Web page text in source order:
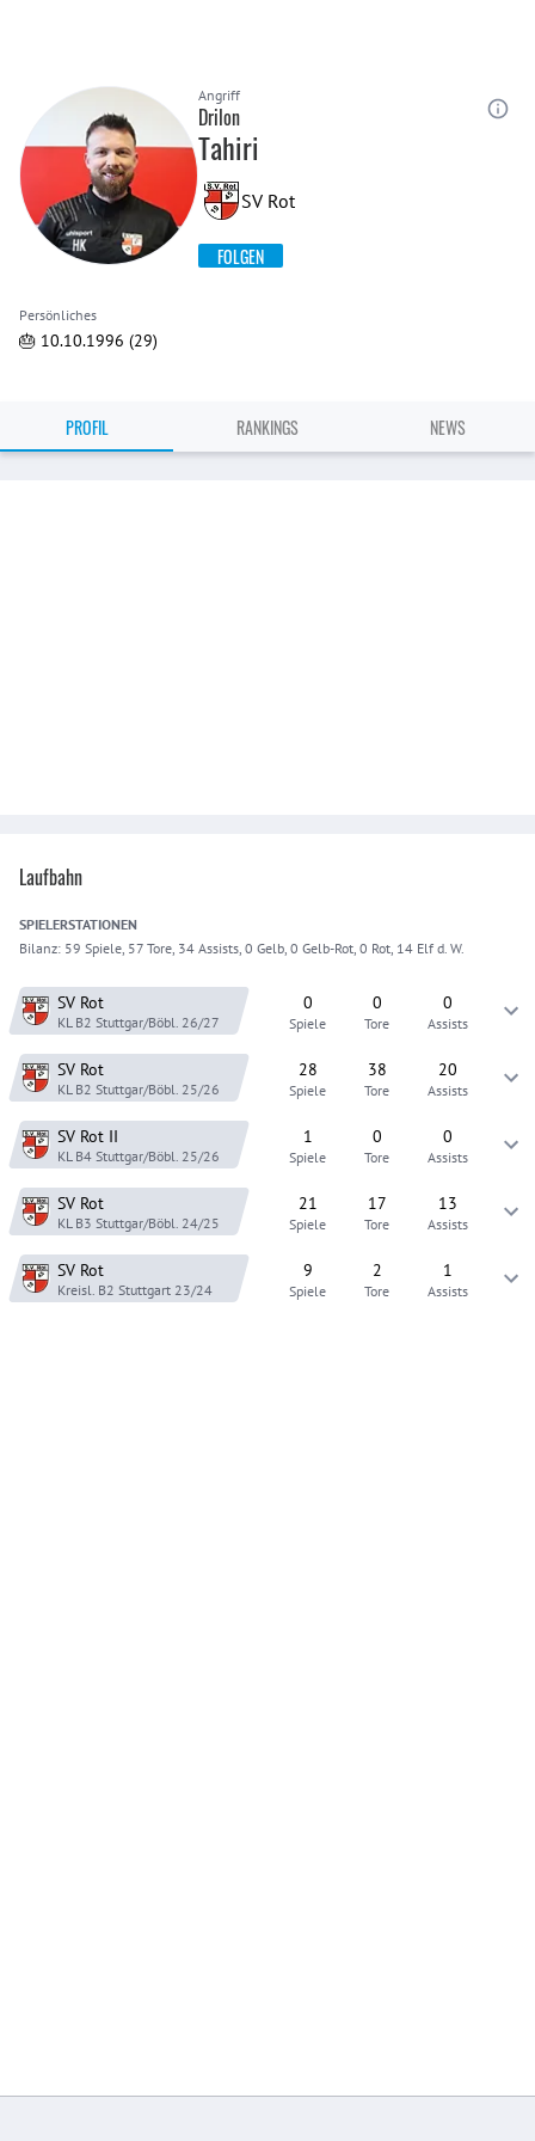
Angriff
Drilon
Tahiri
SV Rot
FOLGEN
Persönliches
🎂 10.10.1996 (29)
PROFIL RANKINGS NEWS
Laufbahn
SPIELERSTATIONEN
Bilanz: 59 Spiele, 57 Tore, 34 Assists, 0 Gelb, 0 Gelb-Rot, 0 Rot, 14 Elf d. W.
SV Rot
KL B2 Stuttgar/Böbl. 26/27
0
Spiele
0
Tore
0
Assists
SV Rot
KL B2 Stuttgar/Böbl. 25/26
28
Spiele
38
Tore
20
Assists
SV Rot II
KL B4 Stuttgar/Böbl. 25/26
1
Spiele
0
Tore
0
Assists
SV Rot
KL B3 Stuttgar/Böbl. 24/25
21
Spiele
17
Tore
13
Assists
SV Rot
Kreisl. B2 Stuttgart 23/24
9
Spiele
2
Tore
1
Assists